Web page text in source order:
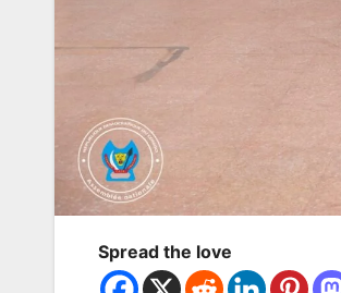
Spread the love